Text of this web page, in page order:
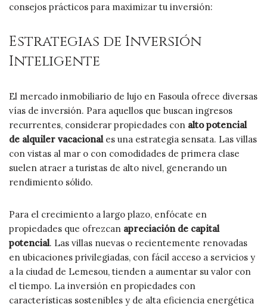
consejos prácticos para maximizar tu inversión:
Estrategias de Inversión
Inteligente
El mercado inmobiliario de lujo en Fasoula ofrece diversas
vías de inversión. Para aquellos que buscan ingresos
recurrentes, considerar propiedades con alto potencial
de alquiler vacacionales una estrategia sensata. Las villas
con vistas al mar o con comodidades de primera clase
suelen atraer a turistas de alto nivel, generando un
rendimiento sólido.
Para el crecimiento a largo plazo, enfócate en
propiedades que ofrezcan apreciación de capital
potencial. Las villas nuevas o recientemente renovadas
en ubicaciones privilegiadas, con fácil acceso a servicios y
a la ciudad de Lemesou, tienden a aumentar su valor con
el tiempo. La inversión en propiedades con
características sostenibles y de alta eficiencia energética